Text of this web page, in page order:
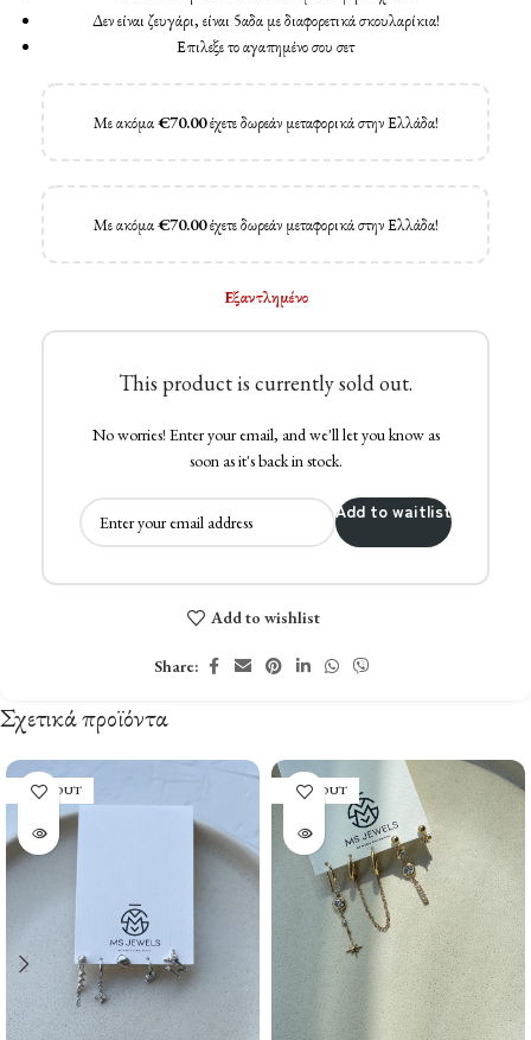
Δεν είναι ζευγάρι, είναι 5αδα με διαφορετικά σκουλαρίκια!
Επιλεξε το αγαπημένο σου σετ
Με ακόμα€70.00έχετε δωρεάν μεταφορικά στην Ελλάδα!
Με ακόμα€70.00έχετε δωρεάν μεταφορικά στην Ελλάδα!
Εξαντλημένο
This product is currently sold out.
No worries! Enter your email, and we'll let you know as
soon as it's back in stock.
Add to waitlist
Add to wishlist
Share:
Σχετικά προϊόντα
SOLD OUT SOLD OUT